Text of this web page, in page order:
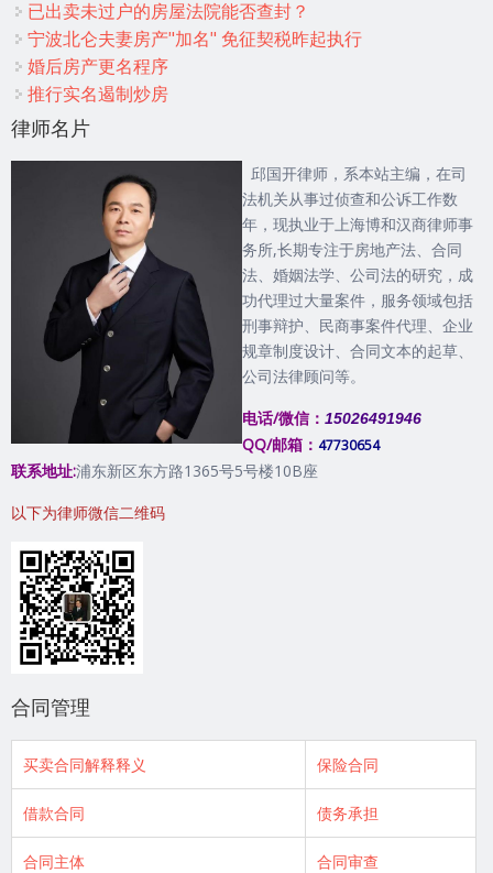
已出卖未过户的房屋法院能否查封？
宁波北仑夫妻房产"加名" 免征契税昨起执行
婚后房产更名程序
推行实名遏制炒房
律师名片
邱国开律师，系本站主编，在司
法机关从事过侦查和公诉工作数
年，现执业于上海博和汉商律师事
务所,长期专注于房地产法、合同
法、婚姻法学、公司法的研究，成
功代理过大量案件，服务领域包括
刑事辩护、民商事案件代理、企业
规章制度设计、合同文本的起草、
公司法律顾问等。
电话/微信： 15026491946
QQ/邮箱： 47730654
联系地址:浦东新区东方路1365号5号楼10B座
以下为律师微信二维码
合同管理
买卖合同解释释义 保险合同
借款合同 债务承担
合同主体 合同审查